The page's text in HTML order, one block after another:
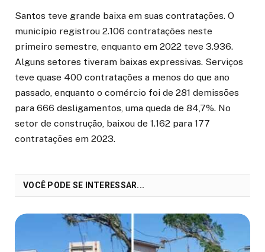
Santos teve grande baixa em suas contratações. O
município registrou 2.106 contratações neste
primeiro semestre, enquanto em 2022 teve 3.936.
Alguns setores tiveram baixas expressivas. Serviços
teve quase 400 contratações a menos do que ano
passado, enquanto o comércio foi de 281 demissões
para 666 desligamentos, uma queda de 84,7%. No
setor de construção, baixou de 1.162 para 177
contratações em 2023.
VOCÊ PODE SE INTERESSAR...